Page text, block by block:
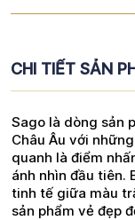
CHI TIẾT SẢN
Sago là dòng sản
Châu Âu với
quanh là điểm
ánh nhìn đầu tiên.
tinh tế giữa màu
sản phẩm vẻ đẹp